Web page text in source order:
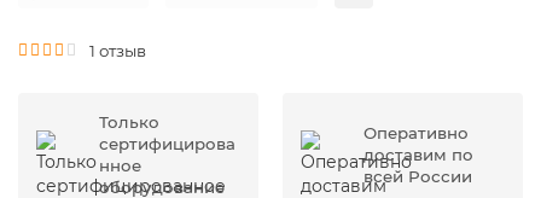
1 отзыв
Только
сертифицирова
нное
оборудование
Оперативно
доставим по
всей России